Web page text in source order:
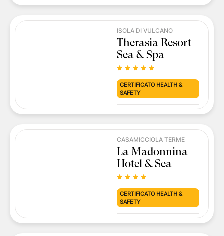
ISOLA DI VULCANO
Therasia Resort
Sea & Spa
CERTIFICATO HEALTH &
SAFETY
CASAMICCIOLA TERME
La Madonnina
Hotel & Sea
CERTIFICATO HEALTH &
SAFETY